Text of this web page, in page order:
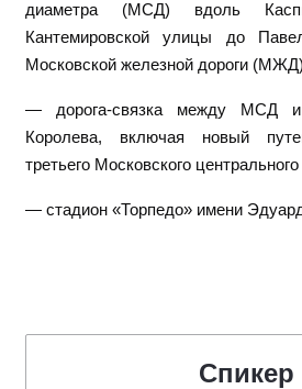
диаметра (МСД) вдоль
Кантемировской улицы до
Московской железной дороги
— дорога-связка между МСД и
Королева, включая новый
третьего Московского
— стадион «Торпедо» имени
Спикер